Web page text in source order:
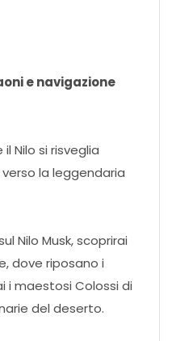
e navigazione
Nilo si risveglia
la leggendaria
Nilo Musk, scoprirai
dove riposano i
i maestosi Colossi di
del deserto.